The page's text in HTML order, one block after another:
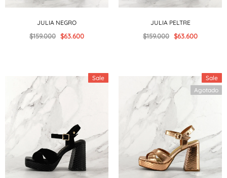
JULIA NEGRO
$159.000 $63.600
JULIA PELTRE
$159.000 $63.600
Sale
Sale
Agotado